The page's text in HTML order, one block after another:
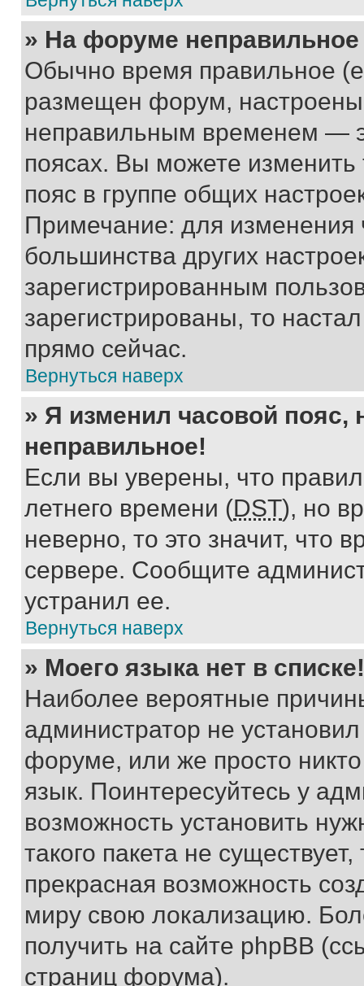
» На форуме
Обычно время правильное
размещен форум, настроены
неправильным временем —
поясах. Вы можете изменить
пояс в группе общих
Примечание: для изменения
большинства других
зарегистрированным
зарегистрированы, то
прямо сейчас.
Вернуться наверх
» Я изменил часовой пояс,
неправильное!
Если вы уверены, что
летнего времени (DST), но
неверно, то это значит, что
сервере. Сообщите
устранил ее.
Вернуться наверх
» Моего языка нет в списке!
Наиболее вероятные
администратор не
форуме, или же просто
язык. Поинтересуйтесь у
возможность установить
такого пакета не
прекрасная возможность
миру свою локализацию.
получить на сайте phpBB
страниц форума).